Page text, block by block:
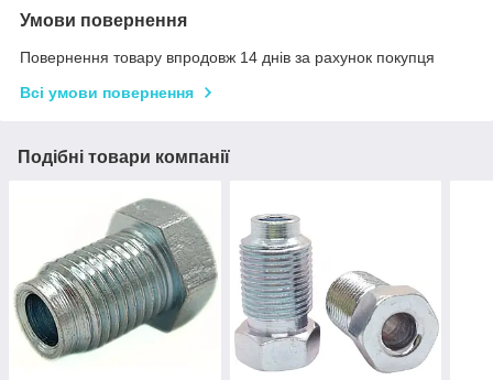
Умови повернення
Повернення товару впродовж 14 днів за рахунок покупця
Всі умови повернення
Подібні товари компанії